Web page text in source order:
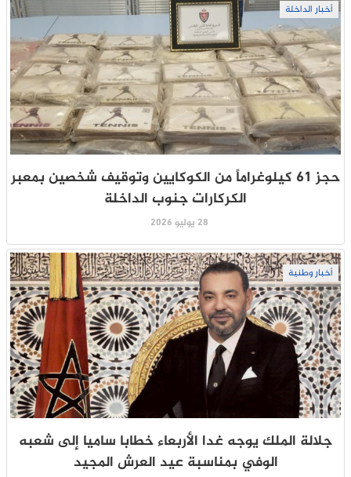
أخبار الداخلة
حجز 61 كيلوغراماً من الكوكايين وتوقيف شخصين بمعبر
الكركارات جنوب الداخلة
28 يوليو 2026
أخبار وطنية
جلالة الملك يوجه غدا الأربعاء خطابا ساميا إلى شعبه
الوفي بمناسبة عيد العرش المجيد